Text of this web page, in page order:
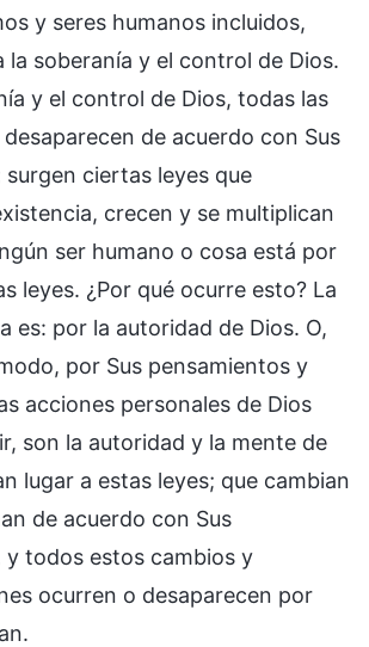
y seres humanos incluidos,
la soberanía y el control de Dios.
y el control de Dios, todas las
de acuerdo con Sus
ciertas leyes que
crecen y se multiplican
ser humano o cosa está por
leyes. ¿Por qué ocurre esto? La
es: por la autoridad de Dios. O,
por Sus pensamientos y
acciones personales de Dios
son la autoridad y la mente de
lugar a estas leyes; que cambian
de acuerdo con Sus
y todos estos cambios y
ocurren o desaparecen por